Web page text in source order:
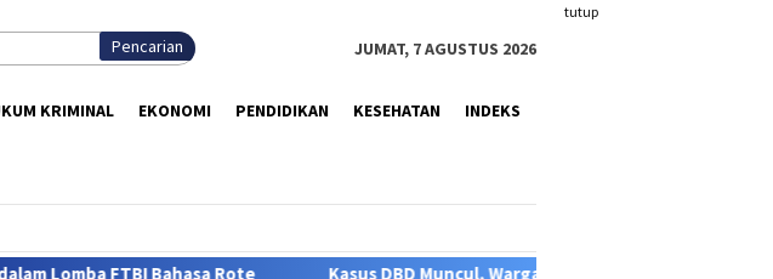
tutup
Pencarian JUMAT, 7 AGUSTUS 2026
KRIMINAL EKONOMI PENDIDIKAN KESEHATAN INDEKS
Kasus DBD Muncul, Warga Pertanyakan Respons Dinas Kesehatan: “Jangan